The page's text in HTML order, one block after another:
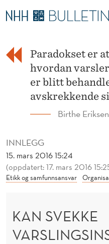
K
A
K
E
V
O
V
N
Y
K
I
Stipendiater og nye
Disputaser
Ekspertutvalg
INNLEGG
15. mars 2016 15:24
(oppdatert: 17. mars 2016
Etikk og samfunnsansvar
Paradokset er
hvordan
er blitt
avskrekkende
Birthe Eriksen
KAN SVEKKE